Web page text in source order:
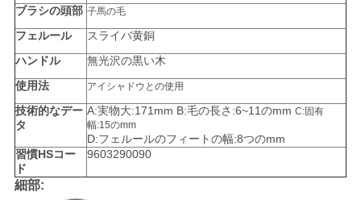
ブラシの頭部 子馬の毛
フェルール
スライバ黄銅
ハンドル
無光沢の黒い木
使用法
アイシャドウとの使用
技術的なデー
タ
A:実物大:171mm B:毛の長さ:6~11のmm C:固有
幅:15のmm
D:フェルールのフィートの幅:8つのmm
習慣HSコー
ド
9603290090
細部: